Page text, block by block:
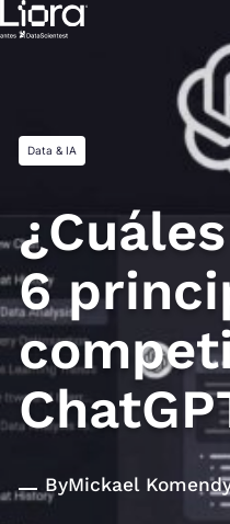
Saltar
al
Data & IA
6
ByMickael